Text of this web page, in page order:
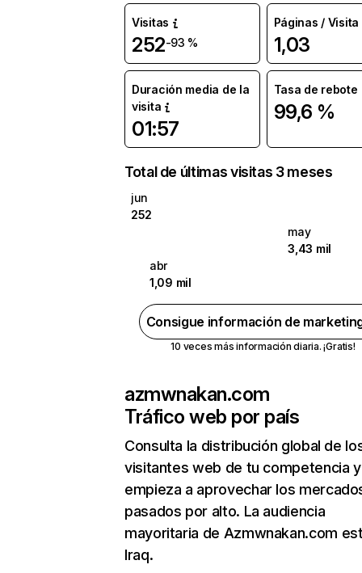
Visitas
252-93 %
Páginas / Visita
1,03
Duración media de la
visita
01:57
Tasa de rebote
99,6 %
Total de últimas visitas 3 meses
jun
252
may
3,43 mil
abr
1,09 mil
Consigue información de
10 veces más información diaria. ¡Gratis!
azmwnakan.com
Tráfico web por país
Consulta la distribución global de
visitantes web de tu competencia y
empieza a aprovechar los
pasados por alto. La audiencia
mayoritaria de Azmwnakan.com
Iraq.